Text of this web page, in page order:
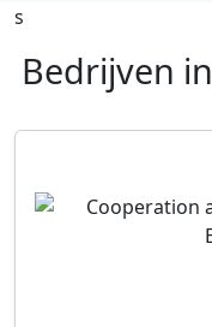
s
Bedrijven in